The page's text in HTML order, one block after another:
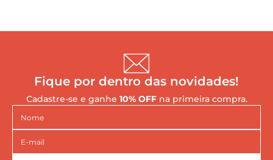
Fique por dentro das novidades!
Cadastre-se e ganhe 10% OFFna primeira compra.